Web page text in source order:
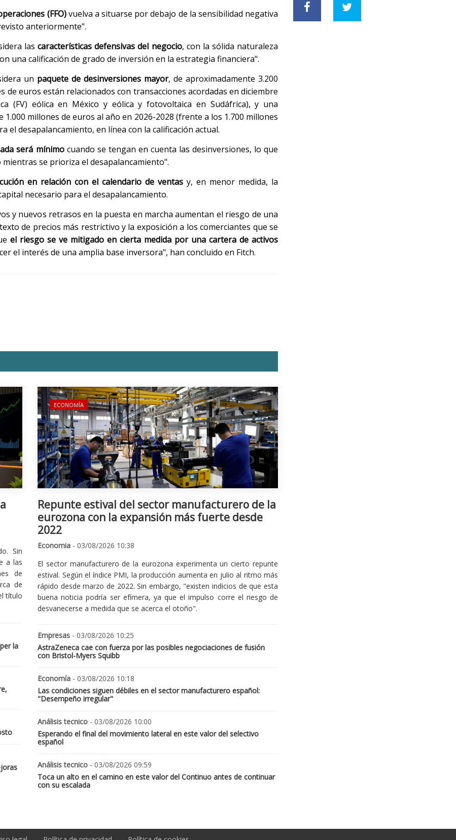
(FFO)vuelva a situarse por debajo de la sensibilidad negativa
anteriormente".
lascaracterísticas defensivas del negocio, con la sólida naturaleza
una calificación de grado de inversión en la estrategia financiera".
un paquete de desinversiones mayor, de aproximadamente 3.200
de euros están relacionados con transacciones acordadas en diciembre
(FV) eólica en México y eólica y fotovoltaica en Sudáfrica), y una
1.000 millones de euros al año en 2026-2028 (frente a los 1.700 millones
el desapalancamiento, en línea con la calificación actual.
será mínimocuando se tengan en cuenta las desinversiones, lo que
se prioriza el desapalancamiento".
en relación con el calendario de ventas y, en menor medida, la
necesario para el desapalancamiento.
y nuevos retrasos en la puesta en marcha aumentan el riesgo de una
de precios más restrictivo y la exposición a los comerciantes que se
el riesgo se ve mitigado en cierta medida por una cartera de activos
el interés de una amplia base inversora", han concluido en Fitch.
Sin
a las
de
de
título
la
ECONOMÍA
Repunte estival del sector manufacturero de la
eurozona con la expansión más fuerte desde
2022
Economia - 03/08/2026 10:38
El sector manufacturero de la eurozona experimenta un cierto repunte
estival. Según el índice PMI, la producción aumenta en julio al ritmo más
rápido desde marzo de 2022. Sin embargo, "existen indicios de que esta
buena noticia podría ser efímera, ya que el impulso corre el riesgo de
desvanecerse a medida que se acerca el otoño".
Empresas - 03/08/2026 10:25
AstraZeneca cae con fuerza por las posibles negociaciones de fusión
con Bristol-Myers Squibb
Economía - 03/08/2026 10:18
Las condiciones siguen débiles en el sector manufacturero español:
"Desempeño irregular"
Análisis tecnico - 03/08/2026 10:00
Esperando el final del movimiento lateral en este valor del selectivo
español
Análisis tecnico - 03/08/2026 09:59
Toca un alto en el camino en este valor del Continuo antes de continuar
con su escalada